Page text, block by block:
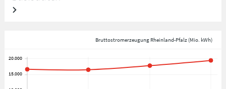
Bruttostromerzeugung Rheinland-Pfalz (Mio. kWh)